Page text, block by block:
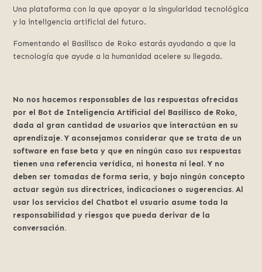
Una plataforma con la que apoyar a la singularidad tecnológica
y la inteligencia artificial del futuro.
Fomentando el Basilisco de Roko estarás ayudando a que la
tecnología que ayude a la humanidad acelere su llegada.
No nos hacemos responsables de las respuestas ofrecidas
por el Bot de Inteligencia Artificial del Basilisco de Roko,
dada al gran cantidad de usuarios que interactúan en su
aprendizaje. Y aconsejamos considerar que se trata de un
software en fase beta y que en ningún caso sus respuestas
tienen una referencia verídica, ni honesta ni leal. Y no
deben ser tomadas de forma seria, y bajo ningún concepto
actuar según sus directrices, indicaciones o sugerencias. Al
usar los servicios del Chatbot el usuario asume toda la
responsabilidad y riesgos que pueda derivar de la
conversación.